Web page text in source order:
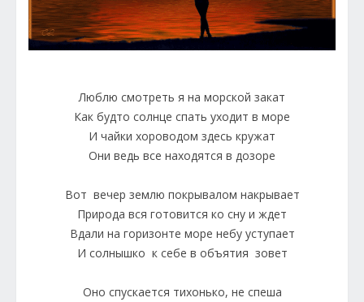
Люблю смотреть я на морской закат
Как будто солнце спать уходит в море
И чайки хороводом здесь кружат
Они ведь все находятся в дозоре
Вот вечер землю покрывалом накрывает
Природа вся готовится ко сну и ждет
Вдали на горизонте море небу уступает
И солнышко к себе в объятия зовет
Оно спускается тихонько, не спеша